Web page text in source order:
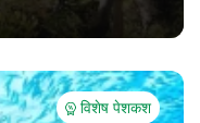
विशेष पेशकश